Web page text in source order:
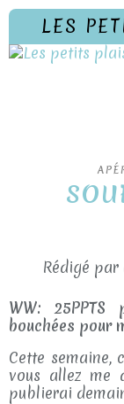
LES
Rédigé
WW:
bouchées pour
Cette semaine,
vous allez me
publierai